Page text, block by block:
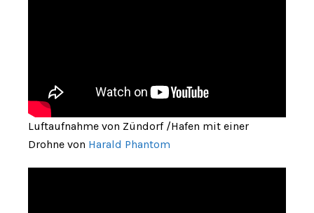
Luftaufnahme von Zündorf /Hafen mit einer
Drohne von Harald Phantom